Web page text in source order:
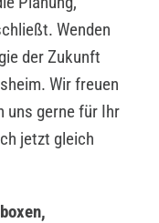
Wenden
der Zukunft
Wir freuen
uns gerne für Ihr
jetzt gleich